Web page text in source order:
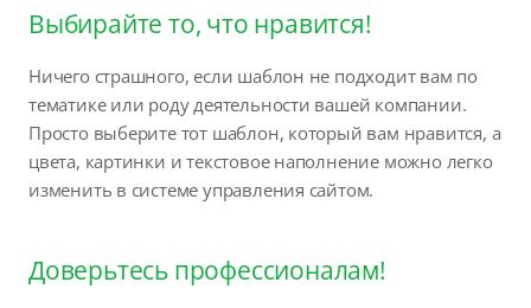
Выбирайте то, что нравится!
Ничего страшного, если шаблон не подходит вам по
тематике или роду деятельности вашей компании.
Просто выберите тот шаблон, который вам нравится, а
цвета, картинки и текстовое наполнение можно легко
изменить в системе управления сайтом.
Доверьтесь профессионалам!